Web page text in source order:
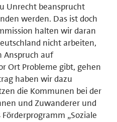
Unrecht beansprucht
werden. Das ist doch
halten wir daran
nicht arbeiten,
Anspruch auf
Ort Probleme gibt, gehen
haben wir dazu
die Kommunen bei der
und Zuwanderer und
„Soziale